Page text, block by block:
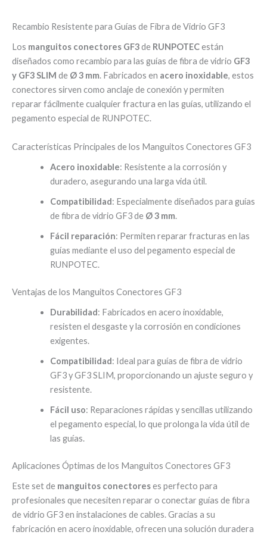
Recambio Resistente para Guías de Fibra de Vidrio GF3
Los manguitos conectores GF3de RUNPOTECestán
diseñados como recambio para las guías de fibra de vidrio GF3
y GF3 SLIM de Ø 3 mm. Fabricados en acero inoxidable, estos
conectores sirven como anclaje de conexión y permiten
reparar fácilmente cualquier fractura en las guías, utilizando el
pegamento especial de RUNPOTEC.
Características Principales de los Manguitos Conectores GF3
Acero inoxidable: Resistente a la corrosión y
duradero, asegurando una larga vida útil.
Compatibilidad: Especialmente diseñados para guías
de fibra de vidrio GF3 de Ø 3 mm.
Fácil reparación: Permiten reparar fracturas en las
guías mediante el uso del pegamento especial de
RUNPOTEC.
Ventajas de los Manguitos Conectores GF3
Durabilidad: Fabricados en acero inoxidable,
resisten el desgaste y la corrosión en condiciones
exigentes.
Compatibilidad: Ideal para guías de fibra de vidrio
GF3 y GF3 SLIM, proporcionando un ajuste seguro y
resistente.
Fácil uso: Reparaciones rápidas y sencillas utilizando
el pegamento especial, lo que prolonga la vida útil de
las guías.
Aplicaciones Óptimas de los Manguitos Conectores GF3
Este set de manguitos conectoreses perfecto para
profesionales que necesiten reparar o conectar guías de fibra
de vidrio GF3 en instalaciones de cables. Gracias a su
fabricación en acero inoxidable, ofrecen una solución duradera